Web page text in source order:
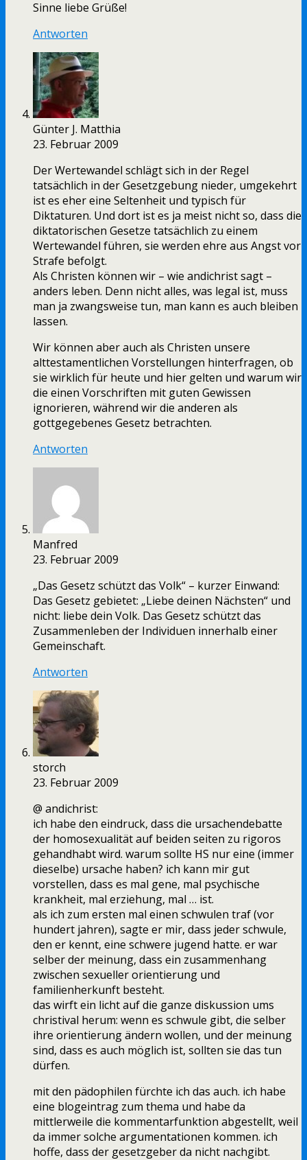
Sinne liebe Grüße!
Antworten
Günter J. Matthia
23. Februar 2009
Der Wertewandel schlägt sich in der Regel
tatsächlich in der Gesetzgebung nieder, umgekehrt
ist es eher eine Seltenheit und typisch für
Diktaturen. Und dort ist es ja meist nicht so, dass die
diktatorischen Gesetze tatsächlich zu einem
Wertewandel führen, sie werden ehre aus Angst vor
Strafe befolgt.
Als Christen können wir – wie andichrist sagt –
anders leben. Denn nicht alles, was legal ist, muss
man ja zwangsweise tun, man kann es auch bleiben
lassen.
Wir können aber auch als Christen unsere
alttestamentlichen Vorstellungen hinterfragen, ob
sie wirklich für heute und hier gelten und warum wir
die einen Vorschriften mit guten Gewissen
ignorieren, während wir die anderen als
gottgegebenes Gesetz betrachten.
Antworten
Manfred
23. Februar 2009
„Das Gesetz schützt das Volk“ – kurzer Einwand:
Das Gesetz gebietet: „Liebe deinen Nächsten“ und
nicht: liebe dein Volk. Das Gesetz schützt das
Zusammenleben der Individuen innerhalb einer
Gemeinschaft.
Antworten
storch
23. Februar 2009
@ andichrist:
ich habe den eindruck, dass die ursachendebatte
der homosexualität auf beiden seiten zu rigoros
gehandhabt wird. warum sollte HS nur eine (immer
dieselbe) ursache haben? ich kann mir gut
vorstellen, dass es mal gene, mal psychische
krankheit, mal erziehung, mal … ist.
als ich zum ersten mal einen schwulen traf (vor
hundert jahren), sagte er mir, dass jeder schwule,
den er kennt, eine schwere jugend hatte. er war
selber der meinung, dass ein zusammenhang
zwischen sexueller orientierung und
familienherkunft besteht.
das wirft ein licht auf die ganze diskussion ums
christival herum: wenn es schwule gibt, die selber
ihre orientierung ändern wollen, und der meinung
sind, dass es auch möglich ist, sollten sie das tun
dürfen.
mit den pädophilen fürchte ich das auch. ich habe
eine blogeintrag zum thema und habe da
mittlerweile die kommentarfunktion abgestellt, weil
da immer solche argumentationen kommen. ich
hoffe, dass der gesetzgeber da nicht nachgibt.